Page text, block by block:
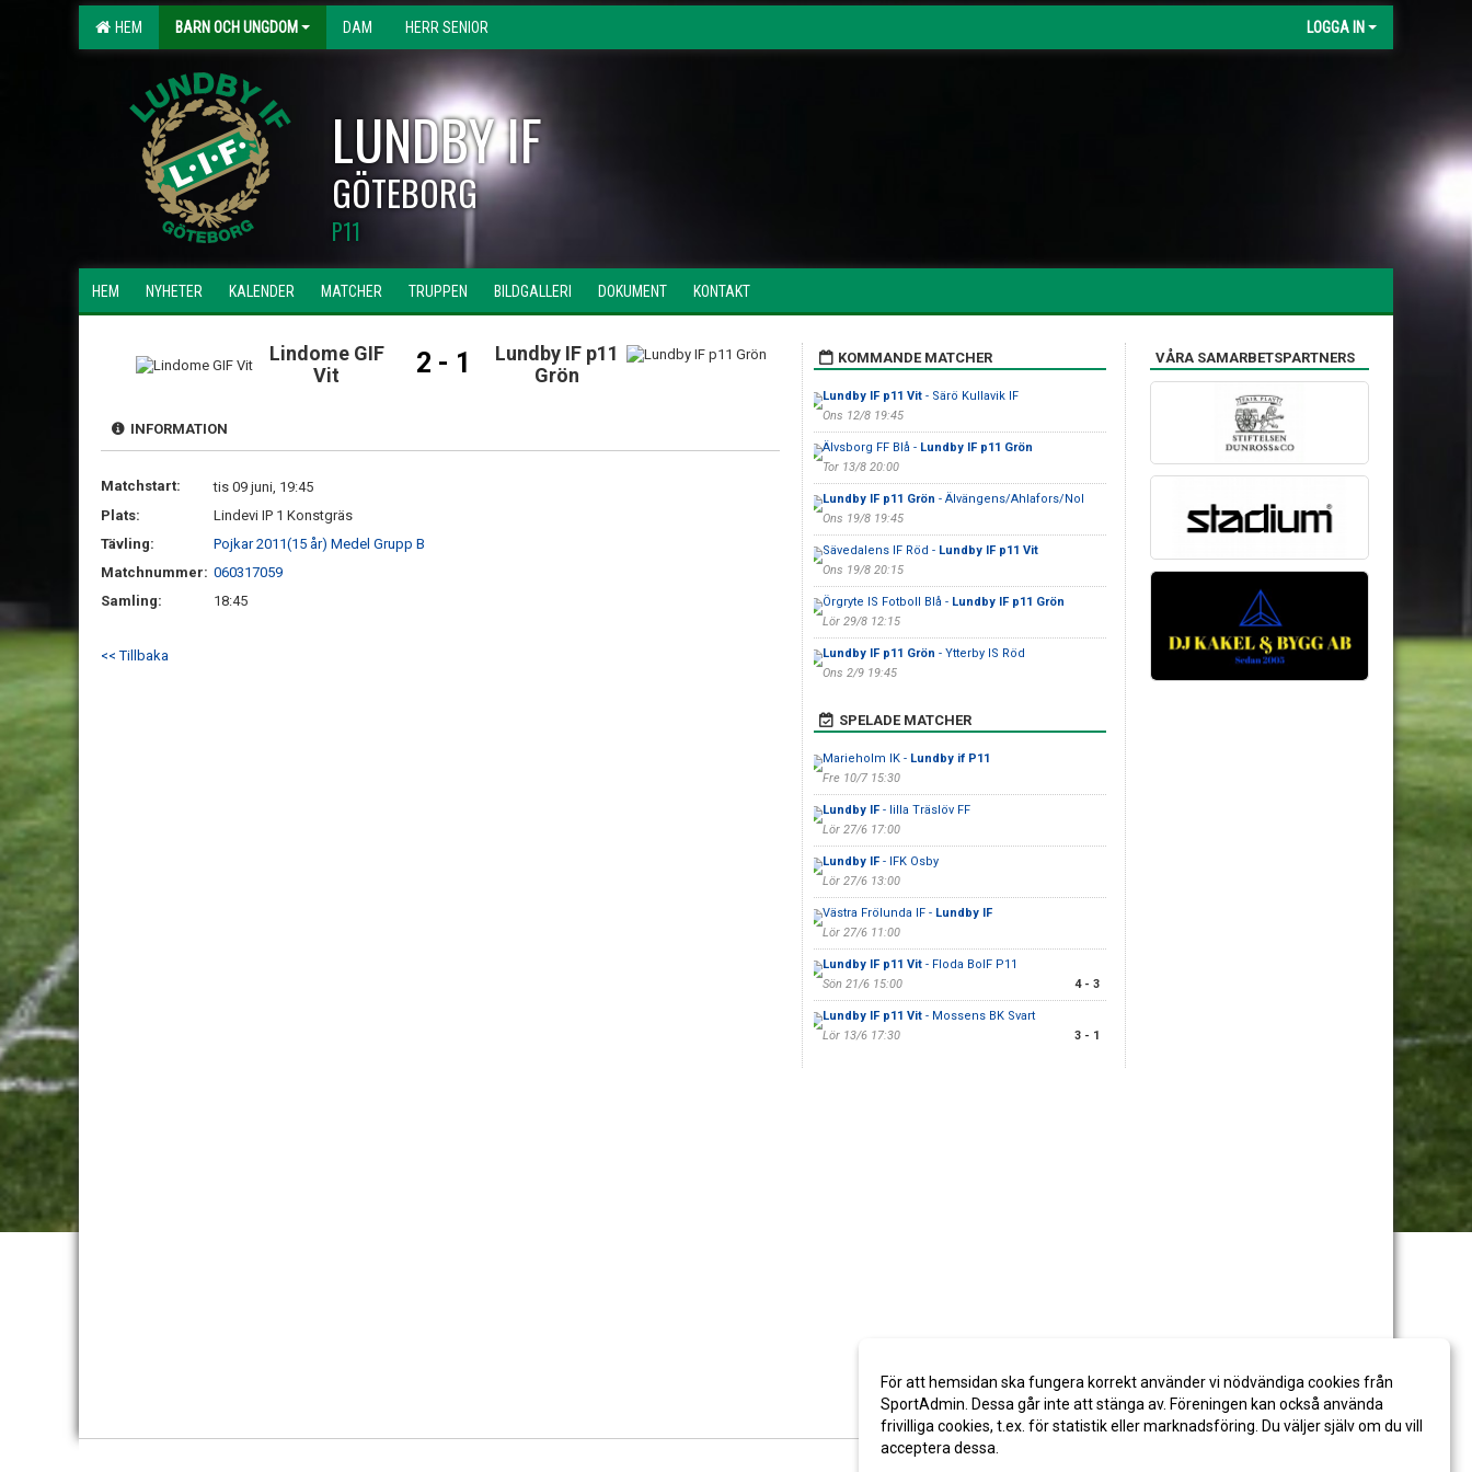
HEM BARN OCH UNGDOM DAM HERR SENIOR LOGGA IN
LUNDBY IF
GÖTEBORG
P11
HEM NYHETER KALENDER MATCHER TRUPPEN BILDGALLERI DOKUMENT KONTAKT
Lindome GIF
Vit
2 - 1
Lundby IF p11
Grön
INFORMATION
Matchstart:
tis 09 juni, 19:45
Plats:
Lindevi IP 1 Konstgräs
Tävling:
Pojkar 2011(15 år) Medel Grupp B
Matchnummer: 060317059
Samling:
18:45
<< Tillbaka
KOMMANDE MATCHER
Lundby IF p11 Vit- Särö Kullavik IF
Ons 12/8 19:45
Älvsborg FF Blå - Lundby IF p11 Grön
Tor 13/8 20:00
Lundby IF p11 Grön - Älvängens/Ahlafors/Nol
Ons 19/8 19:45
Sävedalens IF Röd - Lundby IF p11 Vit
Ons 19/8 20:15
Örgryte IS Fotboll Blå - Lundby IF p11 Grön
Lör 29/8 12:15
Lundby IF p11 Grön - Ytterby IS Röd
Ons 2/9 19:45
SPELADE MATCHER
Marieholm IK - Lundby if P11
Fre 10/7 15:30
Lundby IF- lilla Träslöv FF
Lör 27/6 17:00
Lundby IF- IFK Osby
Lör 27/6 13:00
Västra Frölunda IF - Lundby IF
Lör 27/6 11:00
Lundby IF p11 Vit- Floda BoIF P11
Sön 21/6 15:00
4 - 3
Lundby IF p11 Vit- Mossens BK Svart
Lör 13/6 17:30
3 - 1
VÅRA SAMARBETSPARTNERS
För att hemsidan ska fungera korrekt använder vi nödvändiga cookies från
SportAdmin. Dessa går inte att stänga av. Föreningen kan också använda
frivilliga cookies, t.ex. för statistik eller marknadsföring. Du väljer själv om du vill
acceptera dessa.